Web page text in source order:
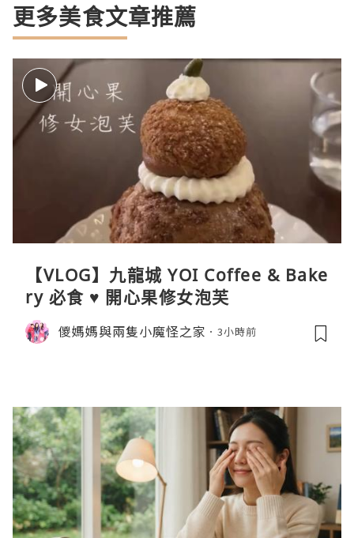
更多美食文章推薦
【VLOG】九龍城 YOI Coffee & Bake
ry 必食 ♥ 開心果修女泡芙
儍媽媽與兩隻小魔怪之家 3小時前